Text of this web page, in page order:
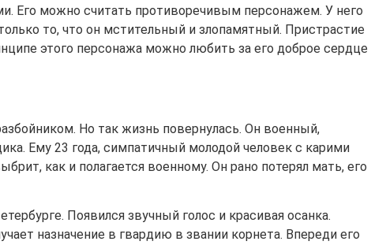
Его можно считать противоречивым персонажем. У него
то, что он мстительный и злопамятный. Пристрастие
этого персонажа можно любить за его доброе сердце
Но так жизнь повернулась. Он военный,
Ему 23 года, симпатичный молодой человек с карими
как и полагается военному. Он рано потерял мать, его
Появился звучный голос и красивая осанка.
назначение в гвардию в звании корнета. Впереди его